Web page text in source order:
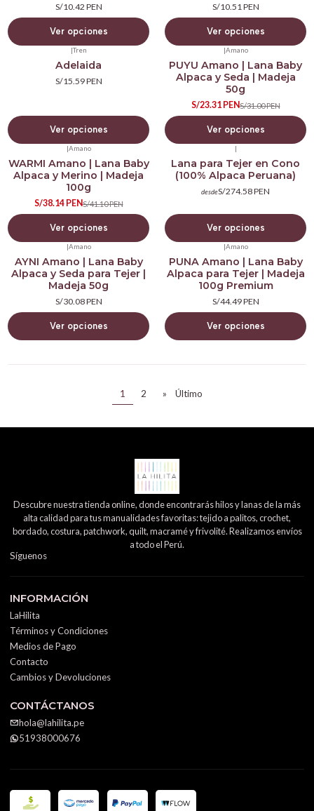
S/10.42 PEN
Ver opciones
S/10.51 PEN
Ver opciones
|Tren
Adelaida
S/15.59 PEN
Ver opciones
-25%
OFF
|Amano
PUYU Amano | Lana Baby
Alpaca y Seda | Madeja
50g
S/23.31 PENS/31.00 PEN
Ver opciones
-7%
OFF
|Amano
WARMI Amano | Lana Baby
Alpaca y Merino | Madeja
100g
S/38.14 PENS/41.10 PEN
Ver opciones
|
Lana para Tejer en Cono
(100% Alpaca Peruana)
desdeS/274.58 PEN
Ver opciones
|Amano
AYNI Amano | Lana Baby
Alpaca y Seda para Tejer |
Madeja 50g
S/30.08 PEN
Ver opciones
|Amano
PUNA Amano | Lana Baby
Alpaca para Tejer | Madeja
100g Premium
S/44.49 PEN
Ver opciones
1 2 » Último
Descubre nuestra tienda online, donde encontrarás hilos y lanas de la más
alta calidad para tus manualidades favoritas: tejido a palitos, crochet,
bordado, costura, patchwork, quilt, macramé y frivolité. Realizamos envíos
a todo el Perú.
Síguenos
INFORMACIÓN
LaHilita
Términos y Condiciones
Medios de Pago
Contacto
Cambios y Devoluciones
CONTÁCTANOS
hola@lahilita.pe
51938000676